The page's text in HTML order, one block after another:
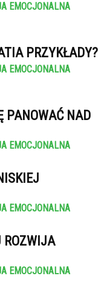
EMOCJONALNA
PRZYKŁADY?
EMOCJONALNA
PANOWAĆ NAD
EMOCJONALNA
EMOCJONALNA
ROZWIJA
EMOCJONALNA